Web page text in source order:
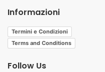
Informazioni
Termini e Condizioni
Terms and Conditions
Follow Us